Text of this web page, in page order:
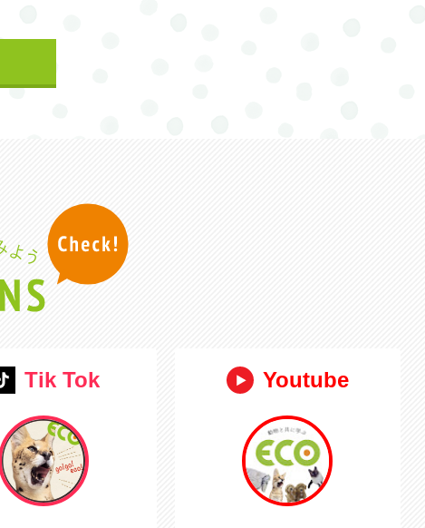
Tik Tok Youtube